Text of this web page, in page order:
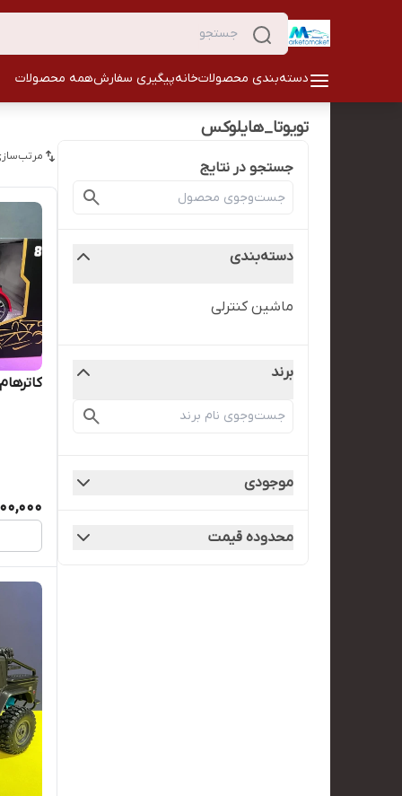
دسته‌بندی محصولاتخانهپیگیری سفارشهمه محصولات
تویوتا_هایلوکس
جستجو در نتایج
دسته‌بندی
ماشین کنترلی
برند
موجودی
محدوده قیمت
کاترهام ۸ دودزا کنترلی